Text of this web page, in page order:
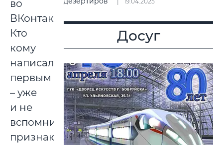
во
ВКонтакте.
Кто
кому
написал
первым
– уже
и не
вспомнить,
признаются
Досуг